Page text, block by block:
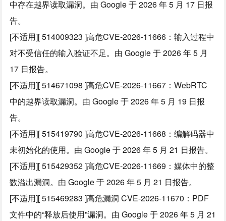
中存在越界读取漏洞。由 Google 于 2026 年 5 月 17 日报
告。
[不适用][ 514009323 ]高危CVE-2026-11666：输入过程中
对不受信任的输入验证不足。由 Google 于 2026 年 5 月
17 日报告。
[不适用][ 514671098 ]高危CVE-2026-11667：WebRTC
中的越界读取漏洞。由 Google 于 2026 年 5 月 19 日报
告。
[不适用][ 515419790 ]高危CVE-2026-11668：编解码器中
未初始化的使用。由 Google 于 2026 年 5 月 21 日报告。
[不适用][ 515429352 ]高危CVE-2026-11669：媒体中的整
数溢出漏洞。由 Google 于 2026 年 5 月 21 日报告。
[不适用][ 515469283 ]高危漏洞 CVE-2026-11670：PDF
文件中的“释放后使用”漏洞。由 Google 于 2026 年 5 月 21